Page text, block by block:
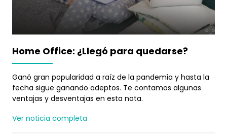
Home Office: ¿Llegó para quedarse?
Ganó gran popularidad a raíz de la pandemia y hasta la
fecha sigue ganando adeptos. Te contamos algunas
ventajas y desventajas en esta nota.
Ver noticia completa